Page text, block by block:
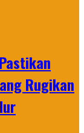
Rugikan